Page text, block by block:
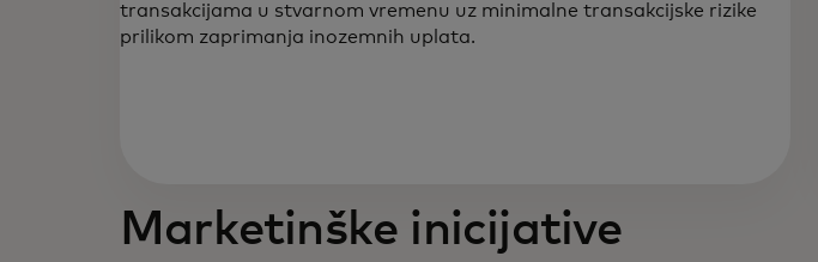
transakcijama u stvarnom vremenu uz minimalne transakcijske rizike
prilikom zaprimanja inozemnih uplata.
Marketinške inicijative